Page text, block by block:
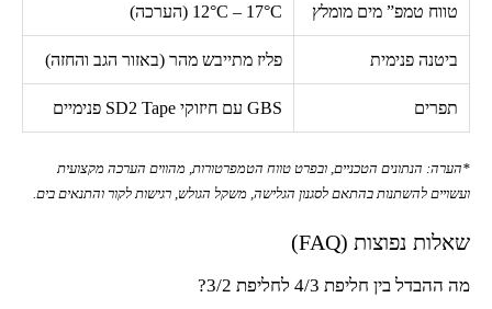
טווח טמפ” מים מומלץ 12°C – 17°C (הערכה)
ביטנה פנימית פליז מתייבש מהר (באזור הגב והחזה)
תפרים GBSעם חיזוקי SD2 Tape פנימיים
*הערה: הנתונים הטכניים, ובפרט טווח הטמפרטורות, מהווים הערכה מקצועית
ועשויים להשתנות בהתאם לסגנון הגלישה, משקל הגולש, רגישות לקור והתנאים בים.
שאלות נפוצות (FAQ
)
מה ההבדל בין חליפת 4/3לחליפת 3/2
?